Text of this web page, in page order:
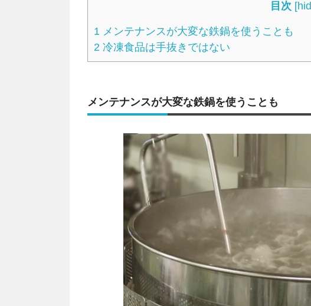
目次 [
1 メンテナンスが大変な鉄鍋を使うことも
2 冷凍食品は手抜きではない
メンテナンスが大変な鉄鍋を使うことも